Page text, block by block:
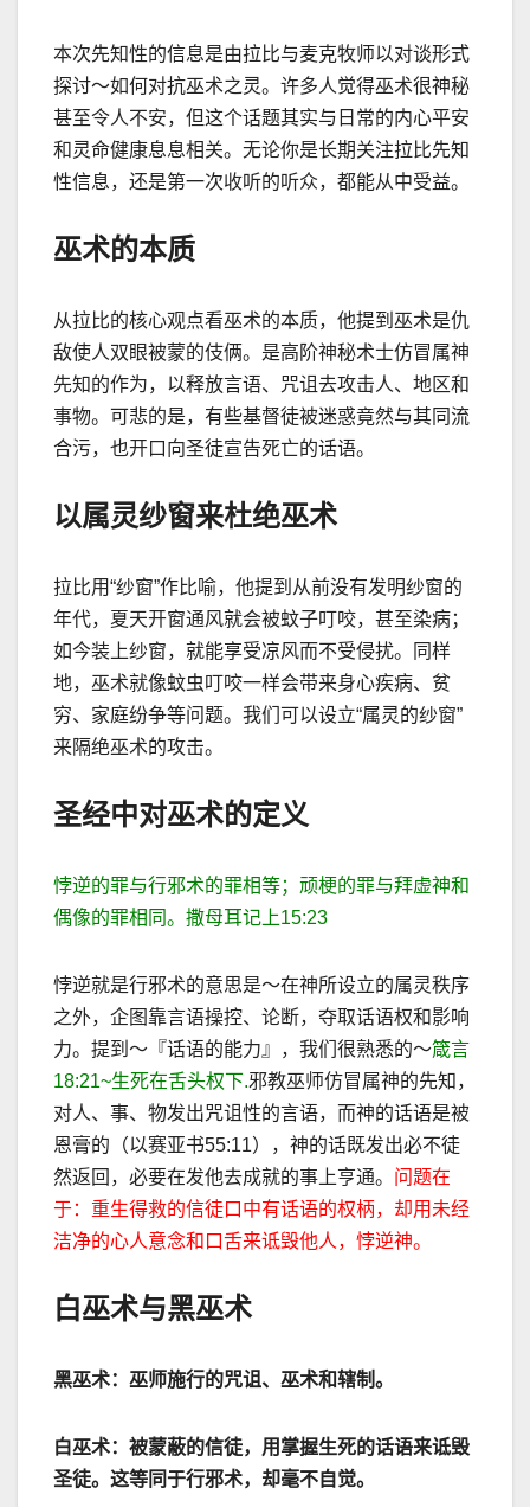
本次先知性的信息是由拉比与麦克牧师以对谈形式
探讨～如何对抗巫术之灵。许多人觉得巫术很神秘
甚至令人不安，但这个话题其实与日常的内心平安
和灵命健康息息相关。无论你是长期关注拉比先知
性信息，还是第一次收听的听众，都能从中受益。
巫术的本质
从拉比的核心观点看巫术的本质，他提到巫术是仇
敌使人双眼被蒙的伎俩。是高阶神秘术士仿冒属神
先知的作为，以释放言语、咒诅去攻击人、地区和
事物。可悲的是，有些基督徒被迷惑竟然与其同流
合污，也开口向圣徒宣告死亡的话语。
以属灵纱窗来杜绝巫术
拉比用“纱窗”作比喻，他提到从前没有发明纱窗的
年代，夏天开窗通风就会被蚊子叮咬，甚至染病；
如今装上纱窗，就能享受凉风而不受侵扰。同样
地，巫术就像蚊虫叮咬一样会带来身心疾病、贫
穷、家庭纷争等问题。我们可以设立“属灵的纱窗”
来隔绝巫术的攻击。
圣经中对巫术的定义
悖逆的罪与行邪术的罪相等；顽梗的罪与拜虚神和
偶像的罪相同。撒母耳记上15:23
悖逆就是行邪术的意思是～在神所设立的属灵秩序
之外，企图靠言语操控、论断，夺取话语权和影响
力。提到～『话语的能力』，我们很熟悉的～箴言
18:21~生死在舌头权下.邪教巫师仿冒属神的先知，
对人、事、物发出咒诅性的言语，而神的话语是被
恩膏的（以赛亚书55:11），神的话既发出必不徒
然返回，必要在发他去成就的事上亨通。 问题在
于：重生得救的信徒口中有话语的权柄，却用未经
洁净的心人意念和口舌来诋毁他人，悖逆神。
白巫术与黑巫术
黑巫术：巫师施行的咒诅、巫术和辖制。
白巫术：被蒙蔽的信徒，用掌握生死的话语来诋毁
圣徒。这等同于行邪术，却毫不自觉。